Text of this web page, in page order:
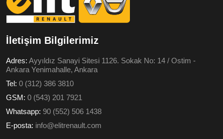
İletişim Bilgilerimiz
Adres: Ayyıldız Sanayi Sitesi 1126. Sokak No: 14 / Ostim -
Ankara Yenimahalle, Ankara
Tel: 0 (312) 386 3810
GSM: 0 (543) 201 7921
Whatsapp: 90 (552) 506 1438
E-posta: info@elitrenault.com